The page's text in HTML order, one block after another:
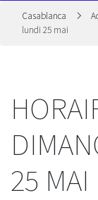
Casablanca
lundi 25 mai
25 MAI